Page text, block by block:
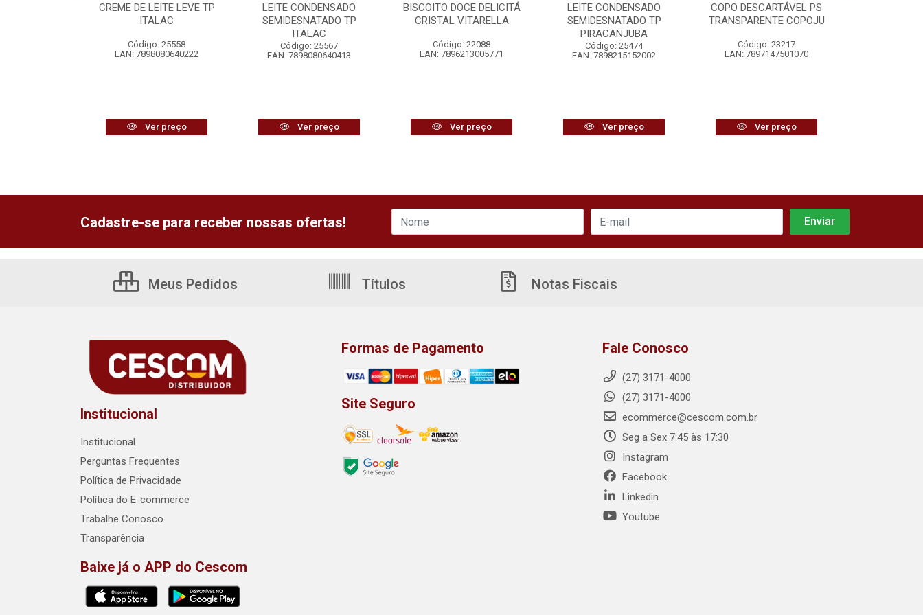
CREME DE LEITE LEVE TP
ITALAC
Código: 25558
EAN: 7898080640222
Ver preço
LEITE CONDENSADO
SEMIDESNATADO TP
ITALAC
Código: 25567
EAN: 7898080640413
Ver preço
BISCOITO DOCE DELICITÁ
CRISTAL VITARELLA
Código: 22088
EAN: 7896213005771
Ver preço
LEITE CONDENSADO
SEMIDESNATADO TP
PIRACANJUBA
Código: 25474
EAN: 7898215152002
Ver preço
COPO DESCARTÁVEL PS
TRANSPARENTE COPOJU
Código: 23217
EAN: 7897147501070
Ver preço
Cadastre-se para receber nossas ofertas!
Meus Pedidos Títulos Notas Fiscais
Institucional
Institucional
Perguntas Frequentes
Política de Privacidade
Política do E-commerce
Trabalhe Conosco
Transparência
Baixe já o APP do Cescom
Formas de Pagamento
Site Seguro
Fale Conosco
(27) 3171-4000
(27) 3171-4000
ecommerce@cescom.com.br
Seg a Sex 7:45 às 17:30
Instagram
Facebook
Linkedin
Youtube